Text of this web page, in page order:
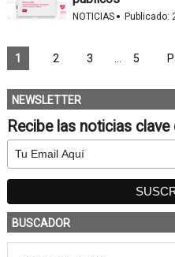
NOTICIAS · Publicado:
1 2 3 5
NEWSLETTER
Recibe las noticias
BUSCADOR